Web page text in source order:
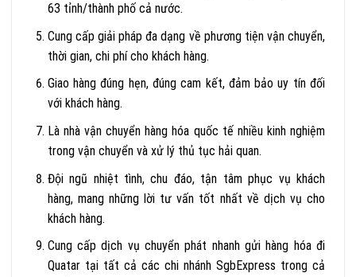
63 tỉnh/thành phố cả nước.
Cung cấp giải pháp đa dạng về phương tiện vận chuyển,
thời gian, chi phí cho khách hàng.
Giao hàng đúng hẹn, đúng cam kết, đảm bảo uy tín đối
với khách hàng.
Là nhà vận chuyển hàng hóa quốc tế nhiều kinh nghiệm
trong vận chuyển và xử lý thủ tục hải quan.
Đội ngũ nhiệt tình, chu đáo, tận tâm phục vụ khách
hàng, mang những lời tư vấn tốt nhất về dịch vụ cho
khách hàng.
Cung cấp dịch vụ chuyển phát nhanh gửi hàng hóa đi
Quatar tại tất cả các chi nhánh SgbExpress trong cả